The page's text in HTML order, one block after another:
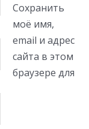
Сохранить
моё имя,
email и адрес
сайта в этом
браузере для